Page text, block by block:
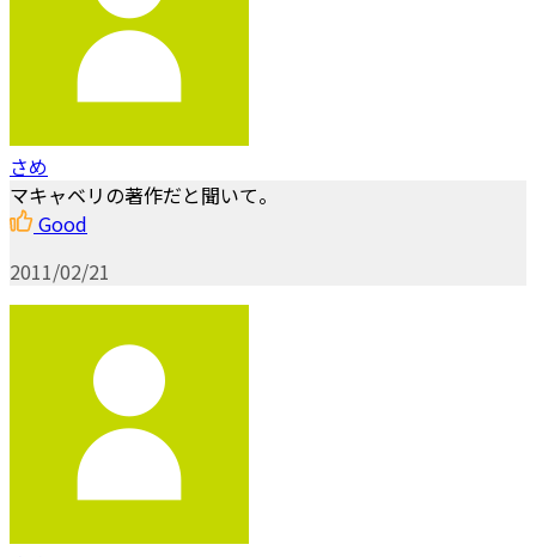
さめ
マキャベリの著作だと聞いて。
Good
2011/02/21